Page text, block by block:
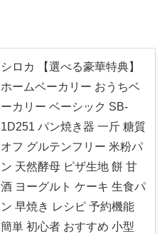
シロカ 【選べる豪華特典】
ホームベーカリー おうちベ
ーカリー ベーシック SB-
1D251 パン焼き器 一斤 糖質
オフ グルテンフリー 米粉パ
ン 天然酵母 ピザ生地 餅 甘
酒 ヨーグルト ケーキ 生食パ
ン 早焼き レシピ 予約機能
簡単 初心者 おすすめ 小型